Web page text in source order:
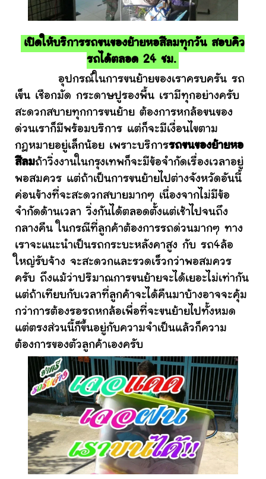
เปิดให้บริการรถขนของย้ายหอสีลมทุกวัน สอบคิว
รถได้ตลอด 24 ชม.
อุปกรณ์ในการขนย้ายของเราครบครัน รถ
เข็น เชือกมัด กระดาษปูรองพื้น เรามีทุกอย่างครับ
สะดวกสบายทุกการขนย้าย ต้องการหกล้อขนของ
ด่วนเราก็มีพร้อมบริการ แต่ก็จะมีเงื่อนไขตาม
กฎหมายอยู่เล็กน้อย เพราะบริการรถขนของย้ายหอ
สีลมถ้าวิ่งงานในกรุงเทพก็จะมีข้อจำกัดเรื่องเวลาอยู่
พอสมควร แต่ถ้าเป็นการขนย้ายไปต่างจังหวัดอันนี้
ค่อนข้างที่จะสะดวกสบายมากๆ เนื่องจากไม่มีข้อ
จำกัดด้านเวลา วิ่งกันได้ตลอดตั้งแต่เช้าไปจนถึง
กลางคืน ในกรณีที่ลูกค้าต้องการรถด่วนมากๆ ทาง
เราจะแนะนำเป็นรถกระบะหลังคาสูง กับ รถ4ล้อ
ใหญ่รับจ้าง จะสะดวกและรวดเร็วกว่าพอสมควร
ครับ ถึงแม้ว่าปริมาณการขนย้ายจะได้เยอะไม่เท่ากัน
แต่ถ้าเทียบกับเวลาที่ลูกค้าจะได้คืนมาบ้างอาจจะคุ้ม
กว่าการต้องรอรถหกล้อเพื่อที่จะขนย้ายไปทั้งหมด
แต่ตรงส่วนนี้ก็ขึ้นอยู่กับความจำเป็นแล้วก็ความ
ต้องการของตัวลูกค้าเองครับ